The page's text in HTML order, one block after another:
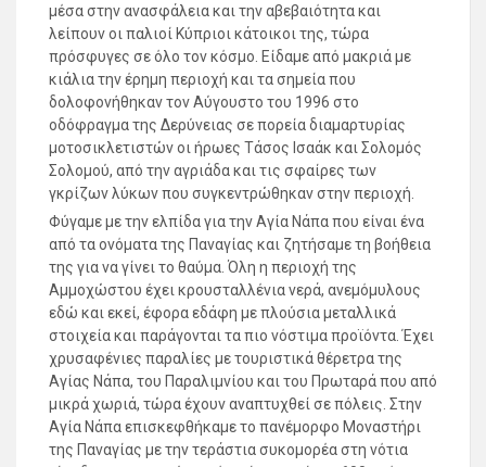
μέσα στην ανασφάλεια και την αβεβαιότητα και
λείπουν οι παλιοί Κύπριοι κάτοικοι της, τώρα
πρόσφυγες σε όλο τον κόσμο. Είδαμε από μακριά με
κιάλια την έρημη περιοχή και τα σημεία που
δολοφονήθηκαν τον Αύγουστο του 1996 στο
οδόφραγμα της Δερύνειας σε πορεία διαμαρτυρίας
μοτοσικλετιστών οι ήρωες Τάσος Ισαάκ και Σολομός
Σολομού, από την αγριάδα και τις σφαίρες των
γκρίζων λύκων που συγκεντρώθηκαν στην περιοχή.
Φύγαμε με την ελπίδα για την Αγία Νάπα που είναι ένα
από τα ονόματα της Παναγίας και ζητήσαμε τη βοήθεια
της για να γίνει το θαύμα. Όλη η περιοχή της
Αμμοχώστου έχει κρουσταλλένια νερά, ανεμόμυλους
εδώ και εκεί, έφορα εδάφη με πλούσια μεταλλικά
στοιχεία και παράγονται τα πιο νόστιμα προϊόντα. Έχει
χρυσαφένιες παραλίες με τουριστικά θέρετρα της
Αγίας Νάπα, του Παραλιμνίου και του Πρωταρά που από
μικρά χωριά, τώρα έχουν αναπτυχθεί σε πόλεις. Στην
Αγία Νάπα επισκεφθήκαμε το πανέμορφο Μοναστήρι
της Παναγίας με την τεράστια συκομορέα στη νότια